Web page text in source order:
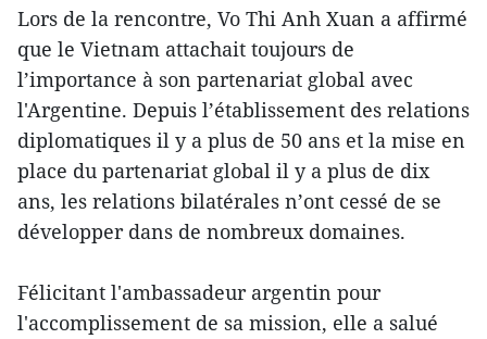
Lors de la rencontre, Vo Thi Anh Xuan a affirmé
que le Vietnam attachait toujours de
l’importance à son partenariat global avec
l'Argentine. Depuis l’établissement des relations
diplomatiques il y a plus de 50 ans et la mise en
place du partenariat global il y a plus de dix
ans, les relations bilatérales n’ont cessé de se
développer dans de nombreux domaines.
Félicitant l'ambassadeur argentin pour
l'accomplissement de sa mission, elle a salué